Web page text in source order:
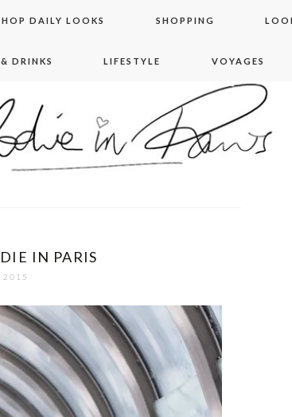
DAILY LOOKS SHOPPING
DRINKS LIFESTYLE VOYAGES
paris
IN PARIS
2015